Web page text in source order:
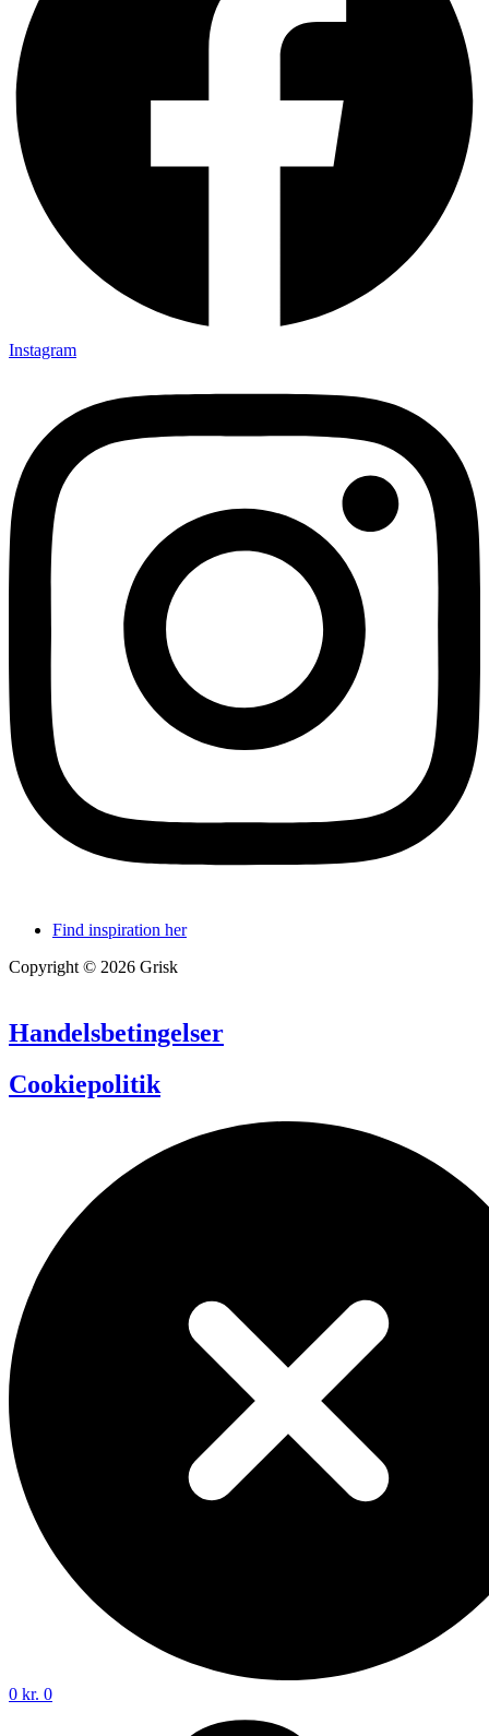
Instagram
Find inspiration her
Copyright © 2026 Grisk
Handelsbetingelser
Cookiepolitik
0 kr. 0